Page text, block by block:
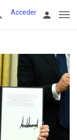
Acceder